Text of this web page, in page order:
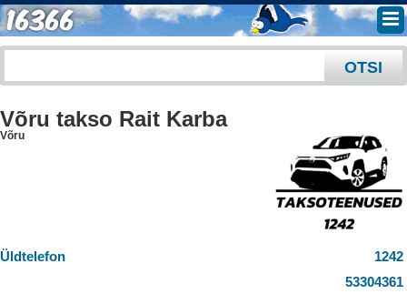
Võru takso Rait Karba
Võru
Üldtelefon
1242
53304361